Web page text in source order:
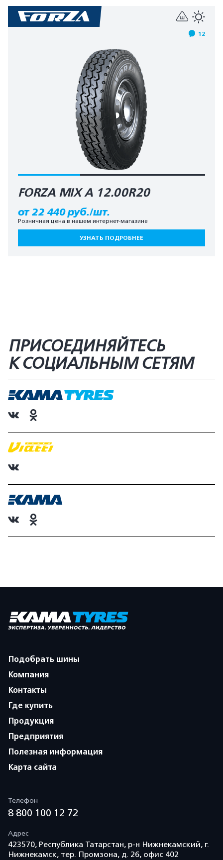
12
FORZA MIX A 12.00R20
от 22 440 руб./шт.
Розничная цена в нашем интернет-магазине
УЗНАТЬ ПОДРОБНЕЕ
ПРИСОЕДИНЯЙТЕСЬ
К СОЦИАЛЬНЫМ СЕТЯМ
Подобрать шины
Компания
Контакты
Где купить
Продукция
Предприятия
Полезная информация
Карта сайта
Телефон
8 800 100 12 72
Адрес
423570, Республика Татарстан, р-н Нижнекамский, г.
Нижнекамск, тер. Промзона, д. 26, офис 402